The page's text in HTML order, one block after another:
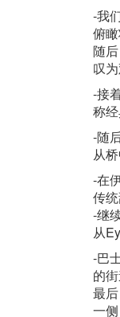
-我
俯
随
叹为
-接
称经
-随
从
-在
传
-继
从
-巴
的街
最
一